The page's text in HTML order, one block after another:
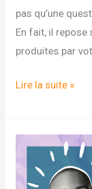
pas qu’une
En fait, il
produites par
Comment
hormones
bonheur ?
Lire la suite »